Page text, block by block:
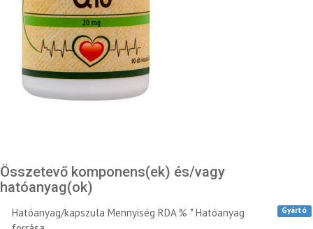
Összetevő komponens(ek) és/vagy
hatóanyag(ok)
Hatóanyag/kapszula Mennyiség RDA % * Hatóanyag
Gyártó